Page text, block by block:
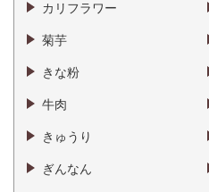
カリフラワー
菊芋
きな粉
牛肉
きゅうり
ぎんなん